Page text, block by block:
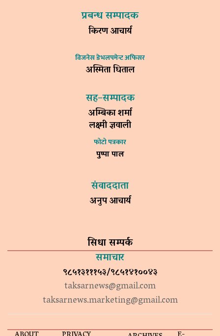
प्रबन्ध सम्पादक
किरण आचार्य
विजनेस डेभलपमेन्ट अफिसर
अस्मिता धिताल
सह–सम्पादक
अम्बिका शर्मा
लक्ष्मी ज्ञवाली
फोटो पत्रकार
पुष्पा पाल
संवाददाता
अनुप आचार्य
सिधा सम्पर्क
समाचार
९८५१३१११५३/९८५१४१००४३
taksarnews@gmail.com
taksarnews.marketing@gmail.com